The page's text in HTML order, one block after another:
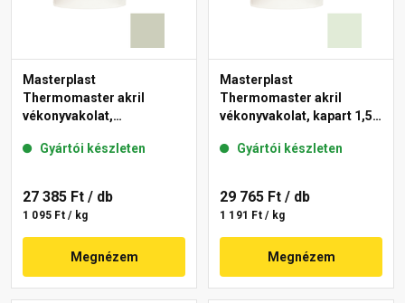
Masterplast
Thermomaster akril
vékonyvakolat,
42-D 25 kg
Gyártói készleten
27 385 Ft / db
1 095 Ft / kg
Megnézem
Masterplast
Thermomaster akril
vékonyvakolat, kapart 1,5
Gyártói készleten
29 765 Ft / db
1 191 Ft / kg
Megnézem